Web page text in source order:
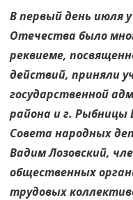
В первый день июля
Отечества было
реквиеме,
действий, приняли
государственной
района и г. Рыбницы
Совета народных
Вадим Лозовский,
общественных
трудовых